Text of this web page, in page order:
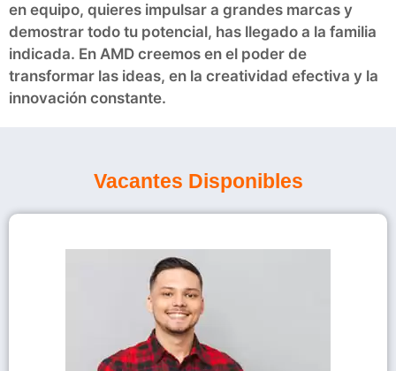
en equipo, quieres impulsar a grandes marcas y
demostrar todo tu potencial, has llegado a la familia
indicada. En AMD creemos en el poder de
transformar las ideas, en la creatividad efectiva y la
innovación constante.
Vacantes Disponibles